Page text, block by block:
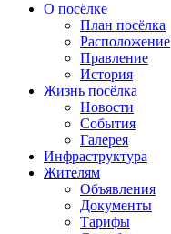
О посёлке
План посёлка
Расположение
Правление
История
Жизнь посёлка
Новости
События
Галерея
Инфраструктура
Жителям
Объявления
Документы
Тарифы